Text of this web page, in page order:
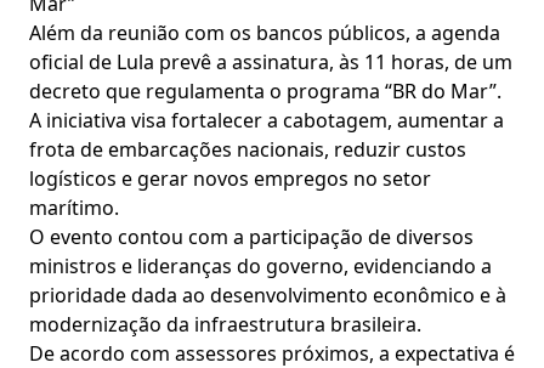
Além da reunião com os bancos públicos, a agenda
oficial de Lula prevê a assinatura, às 11 horas, de um
decreto que regulamenta o programa “BR do Mar”.
A iniciativa visa fortalecer a cabotagem, aumentar a
frota de embarcações nacionais, reduzir custos
logísticos e gerar novos empregos no setor
marítimo.
O evento contou com a participação de diversos
ministros e lideranças do governo, evidenciando a
prioridade dada ao desenvolvimento econômico e à
modernização da infraestrutura brasileira.
De acordo com assessores próximos, a expectativa é